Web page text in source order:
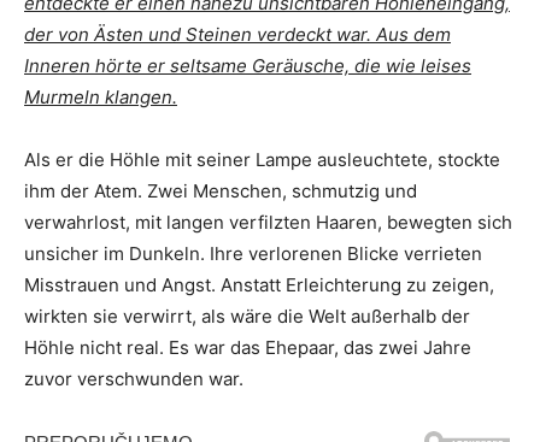
der von Ästen und Steinen verdeckt war. Aus dem
Inneren hörte er seltsame Geräusche, die wie leises
Murmeln klangen.
Als er die Höhle mit seiner Lampe ausleuchtete, stockte
ihm der Atem. Zwei Menschen, schmutzig und
verwahrlost, mit langen verfilzten Haaren, bewegten sich
unsicher im Dunkeln. Ihre verlorenen Blicke verrieten
Misstrauen und Angst. Anstatt Erleichterung zu zeigen,
wirkten sie verwirrt, als wäre die Welt außerhalb der
Höhle nicht real. Es war das Ehepaar, das zwei Jahre
zuvor verschwunden war.